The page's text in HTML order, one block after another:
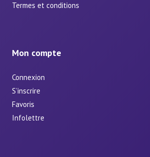
Termes et conditions
Mon compte
Connexion
S’inscrire
Favoris
Infolettre